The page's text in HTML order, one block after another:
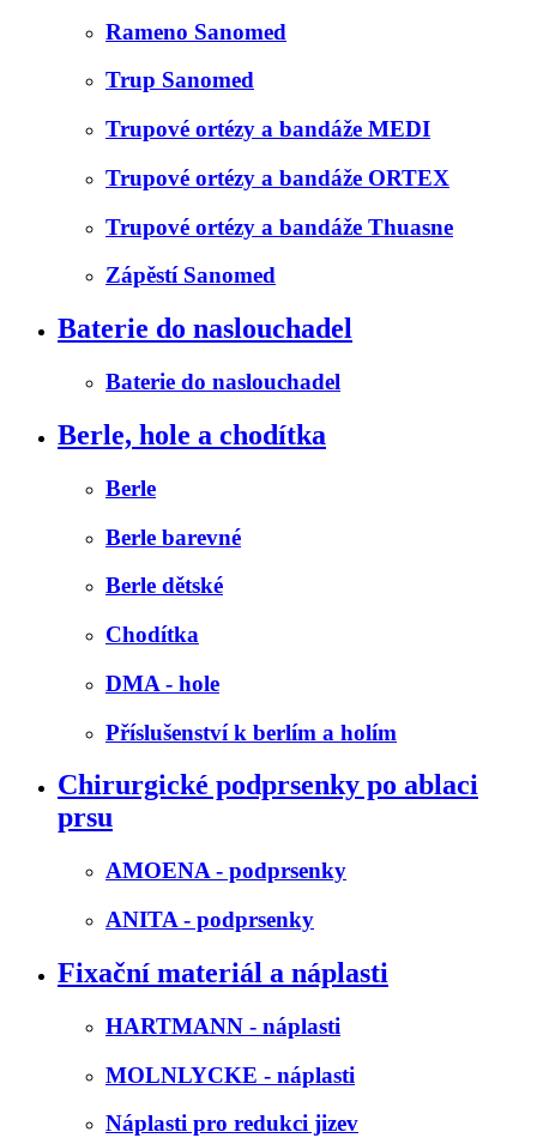
Rameno Sanomed
Trup Sanomed
Trupové ortézy a bandáže MEDI
Trupové ortézy a bandáže ORTEX
Trupové ortézy a bandáže Thuasne
Zápěstí Sanomed
Baterie do naslouchadel
Baterie do naslouchadel
Berle, hole a chodítka
Berle
Berle barevné
Berle dětské
Chodítka
DMA - hole
Příslušenství k berlím a holím
Chirurgické podprsenky po ablaci
prsu
AMOENA - podprsenky
ANITA - podprsenky
Fixační materiál a náplasti
HARTMANN - náplasti
MOLNLYCKE - náplasti
Náplasti pro redukci jizev